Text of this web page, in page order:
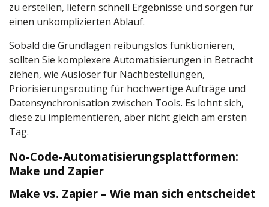
zu erstellen, liefern schnell Ergebnisse und sorgen für
einen unkomplizierten Ablauf.
Sobald die Grundlagen reibungslos funktionieren,
sollten Sie komplexere Automatisierungen in Betracht
ziehen, wie Auslöser für Nachbestellungen,
Priorisierungsrouting für hochwertige Aufträge und
Datensynchronisation zwischen Tools. Es lohnt sich,
diese zu implementieren, aber nicht gleich am ersten
Tag.
No-Code-Automatisierungsplattformen:
Make und Zapier
Make vs. Zapier – Wie man sich entscheidet